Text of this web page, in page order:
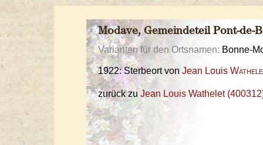
Modave, Gemeindeteil Pont-de-
Varianten für den Ortsnamen: Bonne-
1922: Sterbeort von Jean Louis
zurück zuJean Louis Wathelet